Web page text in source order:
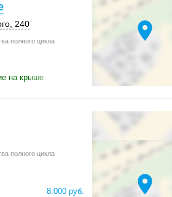
240
полного цикла
на крыше
location_on
полного цикла
8.000 руб.
location_on